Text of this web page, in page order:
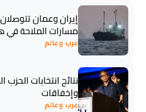
إيران وعمان
مسارات الملاحة في
عرب وعالم
نتائج انتخابات
وإخفاقات
عرب وعالم